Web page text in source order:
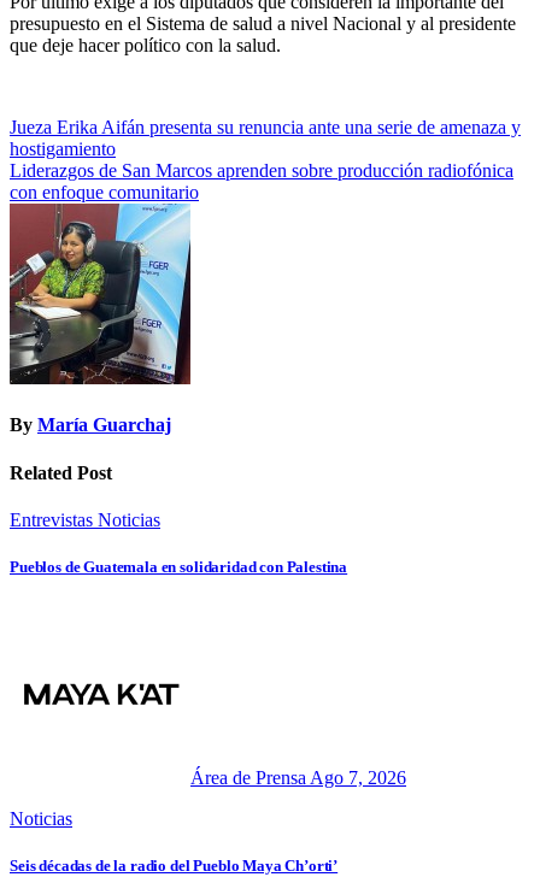
presupuesto en el Sistema de salud a nivel Nacional y al presidente
que deje hacer político con la salud.
Navegación
de
entradas
Jueza Erika Aifán presenta su renuncia ante una serie de amenaza y
hostigamiento
Liderazgos de San Marcos aprenden sobre producción radiofónica
con enfoque comunitario
By María Guarchaj
Related Post
Entrevistas Noticias
Pueblos de Guatemala en solidaridad con Palestina
Área de Prensa Ago 7, 2026
Noticias
Seis décadas de la radio del Pueblo Maya Ch’orti’